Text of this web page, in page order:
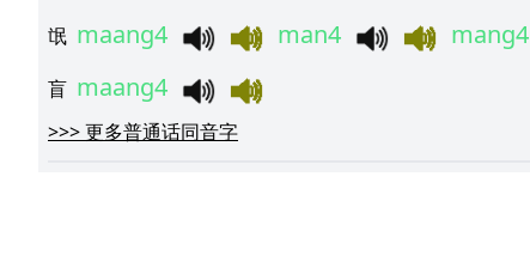
氓 maang4 man4 mang4
盲 maang4
>>>更多普通话同音字